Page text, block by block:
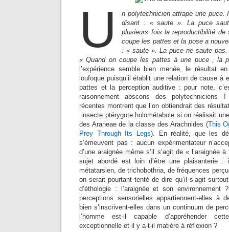
U
n polytechnicien attrape une
disant : « saute ». La puce
plusieurs fois la reproductibilité
coupe les pattes et la pose a
: « saute ». La puce ne saute
« Quand on coupe les pattes à une puce , la
l’expérience semble bien menée, le résultat
loufoque puisqu’il établit une relation de cause à
pattes et la perception auditive : pour note,
raisonnement abscons des polytechniciens
récentes montrent que l’on obtiendrait des
insecte ptérygote holométabole si on réalisait
des Araneae de la classe des Arachnides (This
Prey Through Its Legs). En réalité, que les
s’émeuvent pas : aucun expérimentateur
d’une araignée même s’il s’agit de « l’araignée
sujet abordé est loin d’être une plaisanterie :
métatarsien, de trichobothria, de fréquences
on serait pourtant tenté de dire qu’il s’agit
d’éthologie : l’araignée et son environnement
perceptions sensorielles appartiennent-elles à
bien s’inscrivent-elles dans un continuum de
l’homme est-il capable d’appréhender
exceptionnelle et il y a-t-il matière à réflexion ?